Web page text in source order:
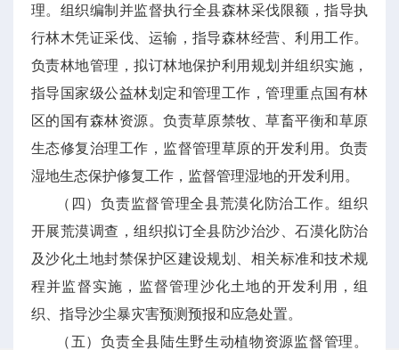
理。组织编制并监督执行全县森林采伐限额，指导执
行林木凭证采伐、运输，指导森林经营、利用工作。
负责林地管理，拟订林地保护利用规划并组织实施，
指导国家级公益林划定和管理工作，管理重点国有林
区的国有森林资源。负责草原禁牧、草畜平衡和草原
生态修复治理工作，监督管理草原的开发利用。负责
湿地生态保护修复工作，监督管理湿地的开发利用。
（四）负责监督管理全县荒漠化防治工作。组织
开展荒漠调查，组织拟订全县防沙治沙、石漠化防治
及沙化土地封禁保护区建设规划、相关标准和技术规
程并监督实施，监督管理沙化土地的开发利用，组
织、指导沙尘暴灾害预测预报和应急处置。
（五）负责全县陆生野生动植物资源监督管理。